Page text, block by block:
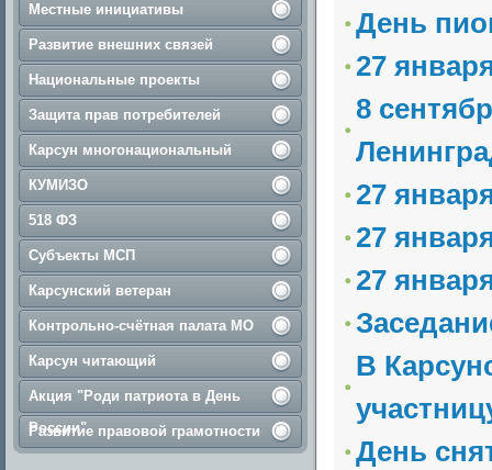
Местные инициативы
Развитие внешних связей
Национальные проекты
Защита прав потребителей
Карсун многонациональный
КУМИЗО
518 ФЗ
Субъекты МСП
Карсунский ветеран
Контрольно-счётная палата МО
Карсун читающий
Акция "Роди патриота в День
России"
Развитие правовой грамотности
День
27
8
27
27
27
В
День